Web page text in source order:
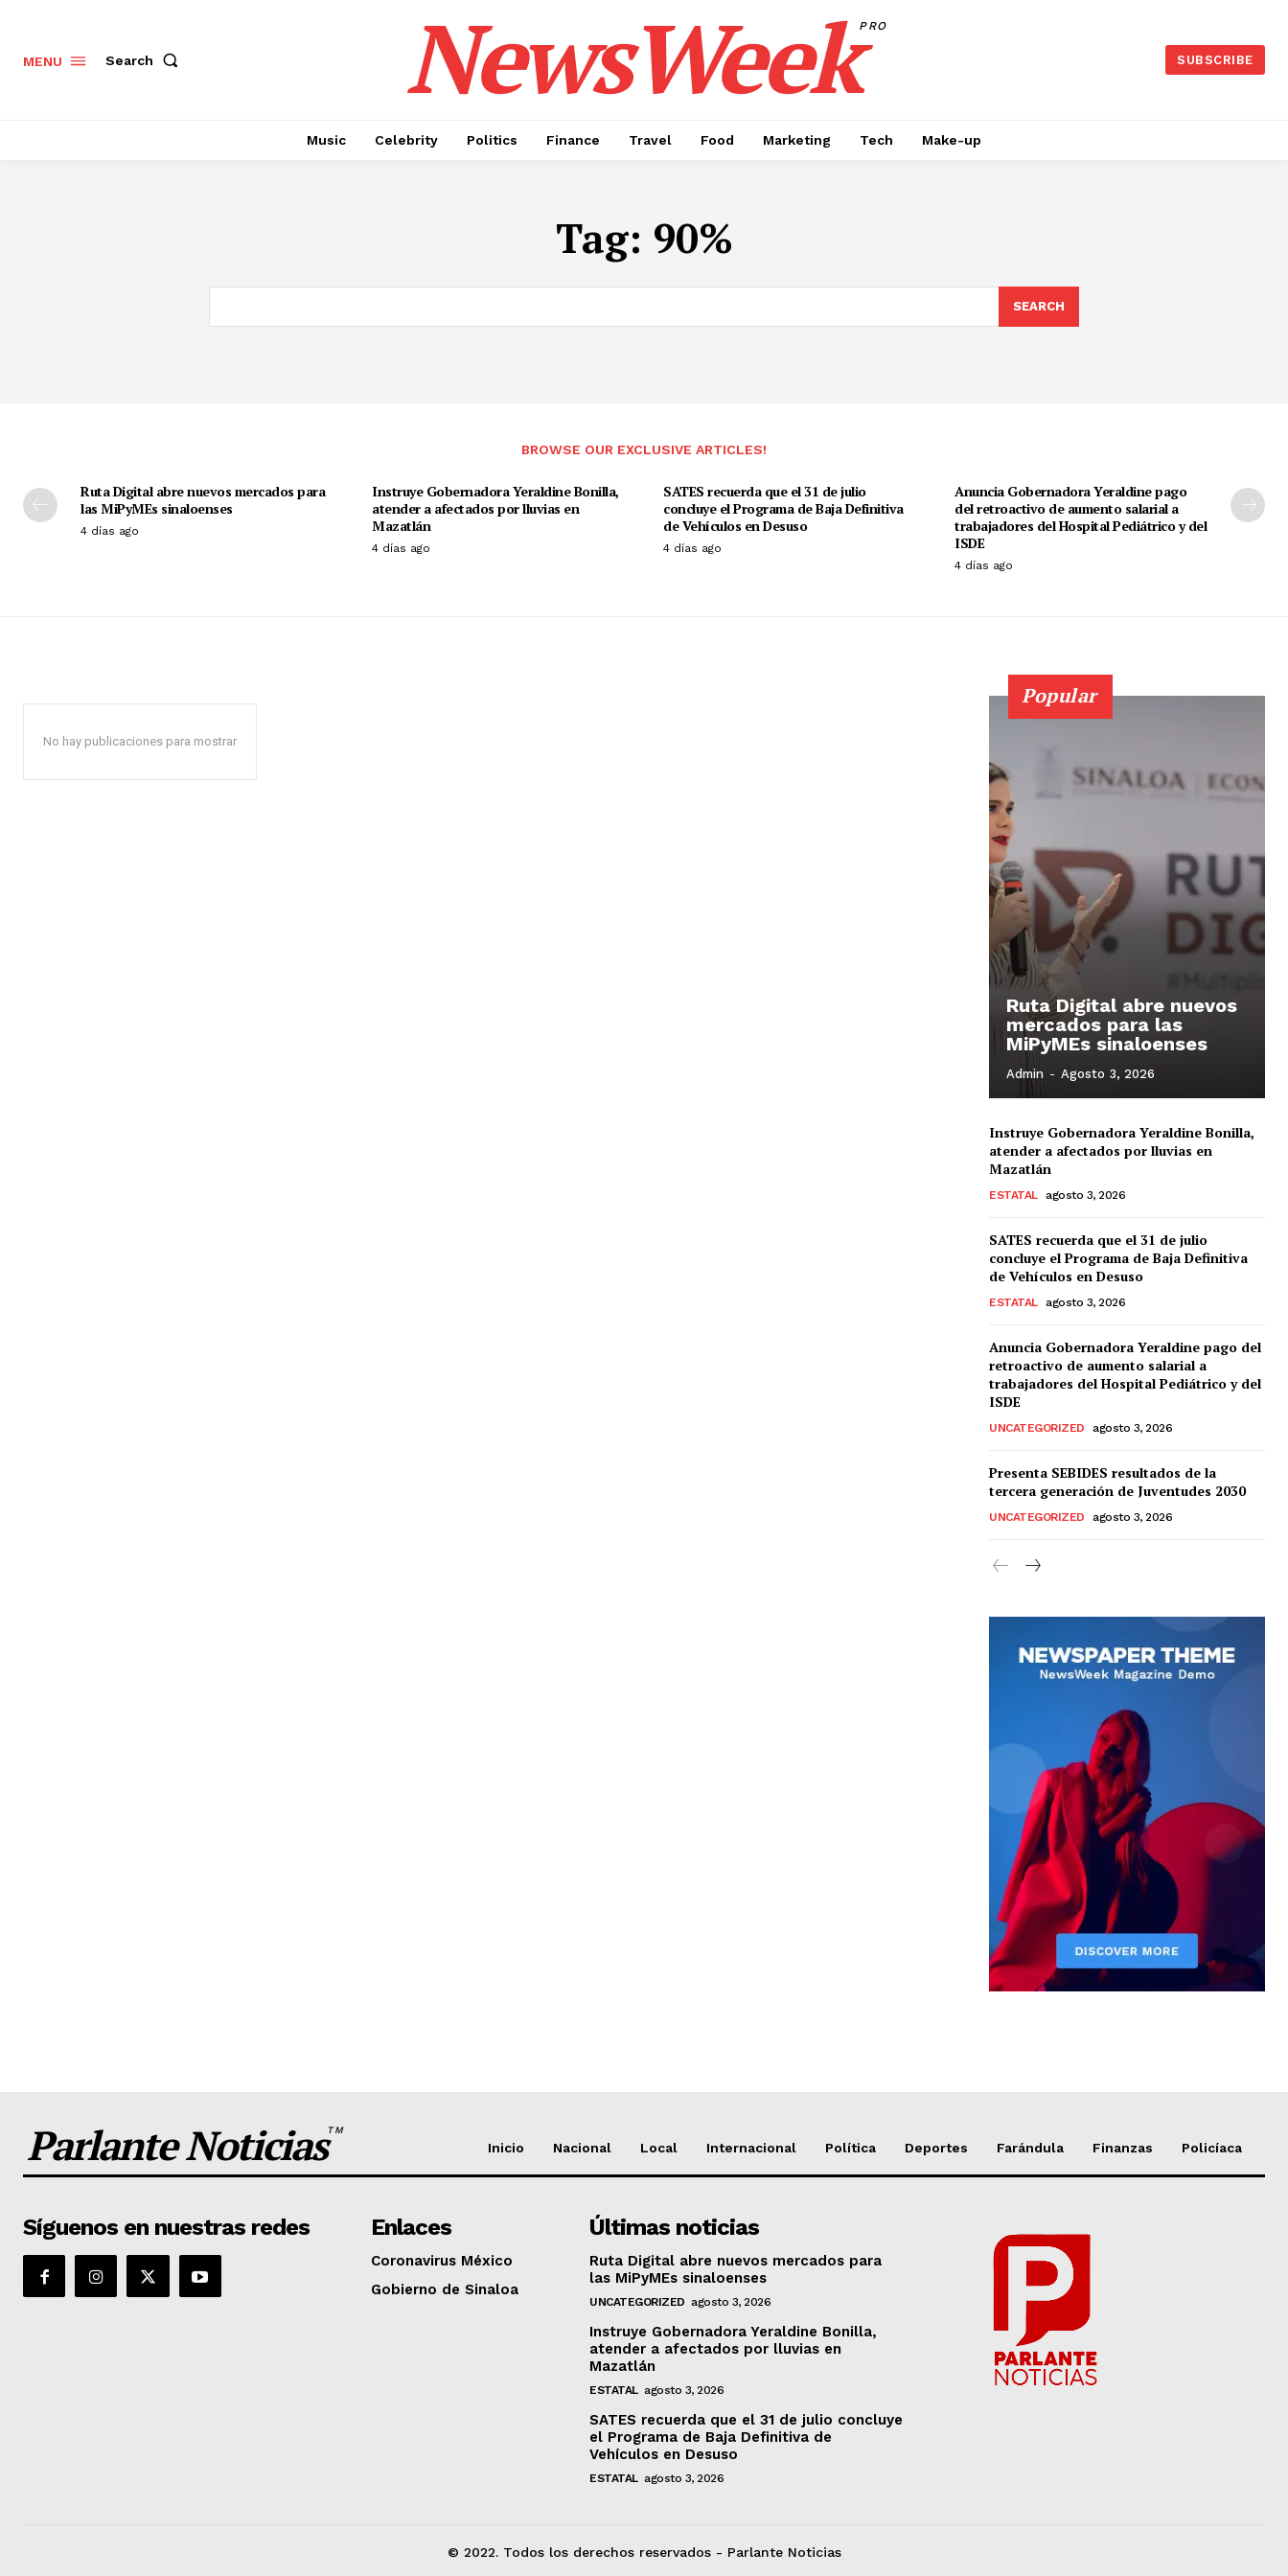
MENU Search NewsWeekPRO
SUBSCRIBE
Music Celebrity Politics Finance Travel Food Marketing Tech Make-up
Tag: 90%
SEARCH
BROWSE OUR EXCLUSIVE ARTICLES!
Ruta Digital abre nuevos mercados para
las MiPyMEs sinaloenses
4 días ago
Instruye Gobernadora Yeraldine Bonilla,
atender a afectados por lluvias en
Mazatlán
4 días ago
SATES recuerda que el 31 de julio
concluye el Programa de Baja Definitiva
de Vehículos en Desuso
4 días ago
Anuncia Gobernadora Yeraldine pago
del retroactivo de aumento salarial a
trabajadores del Hospital Pediátrico y del
ISDE
4 días ago
No hay publicaciones para mostrar
Popular
Ruta Digital abre nuevos
mercados para las
MiPyMEs sinaloenses
Admin - Agosto 3, 2026
Instruye Gobernadora Yeraldine Bonilla,
atender a afectados por lluvias en
Mazatlán
ESTATAL agosto 3, 2026
SATES recuerda que el 31 de julio
concluye el Programa de Baja Definitiva
de Vehículos en Desuso
ESTATAL agosto 3, 2026
Anuncia Gobernadora Yeraldine pago del
retroactivo de aumento salarial a
trabajadores del Hospital Pediátrico y del
ISDE
UNCATEGORIZED agosto 3, 2026
Presenta SEBIDES resultados de la
tercera generación de Juventudes 2030
UNCATEGORIZED agosto 3, 2026
Parlante NoticiasTM
Inicio Nacional Local Internacional Política Deportes Farándula Finanzas Policíaca
Síguenos en nuestras redes Enlaces
Coronavirus México
Gobierno de Sinaloa
Últimas noticias
Ruta Digital abre nuevos mercados para
las MiPyMEs sinaloenses
UNCATEGORIZED agosto 3, 2026
Instruye Gobernadora Yeraldine Bonilla,
atender a afectados por lluvias en
Mazatlán
ESTATAL agosto 3, 2026
SATES recuerda que el 31 de julio concluye
el Programa de Baja Definitiva de
Vehículos en Desuso
ESTATAL agosto 3, 2026
© 2022. Todos los derechos reservados - Parlante Noticias